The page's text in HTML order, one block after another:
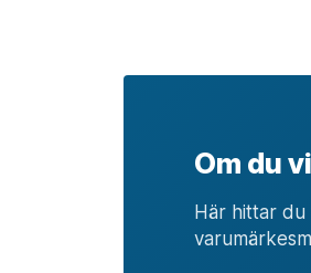
Om du
Här hittar